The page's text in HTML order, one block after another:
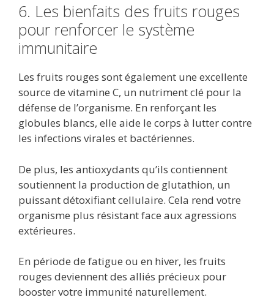
6. Les bienfaits des fruits rouges
pour renforcer le système
immunitaire
Les fruits rouges sont également une excellente
source de vitamine C, un nutriment clé pour la
défense de l’organisme. En renforçant les
globules blancs, elle aide le corps à lutter contre
les infections virales et bactériennes.
De plus, les antioxydants qu’ils contiennent
soutiennent la production de glutathion, un
puissant détoxifiant cellulaire. Cela rend votre
organisme plus résistant face aux agressions
extérieures.
En période de fatigue ou en hiver, les fruits
rouges deviennent des alliés précieux pour
booster votre immunité naturellement.